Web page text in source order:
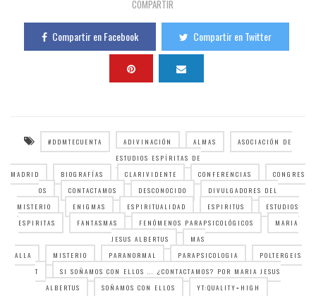
COMPARTIR
Compartir en Facebook Compartir en Twitter
#DDMTECUENTA ADIVINACIÓN ALMAS
ASOCIACIÓN DE
ESTUDIOS ESPÍRITAS DE
MADRID
BIOGRAFÍAS CLARIVIDENTE CONFERENCIAS
CONGRES
OS
CONTACTAMOS DESCONOCIDO
DIVULGADORES DEL
MISTERIO
ENIGMAS ESPIRITUALIDAD ESPIRITUS
ESTUDIOS
ESPIRITAS
FANTASMAS FENÓMENOS PARAPSICOLÓGICOS
MARIA
JESUS ALBERTUS
MAS
ALLA
MISTERIO PARANORMAL PARAPSICOLOGIA
POLTERGEIS
T
SI SOÑAMOS CON ELLOS ... ¿CONTACTAMOS? POR MARIA JESUS
ALBERTUS
SOÑAMOS CON ELLOS YT:QUALITY=HIGH